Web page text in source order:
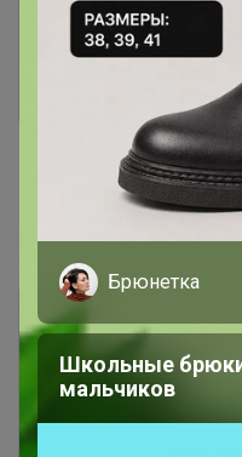
Информация
лишь
Брюнетка
Школьные
мальчиков